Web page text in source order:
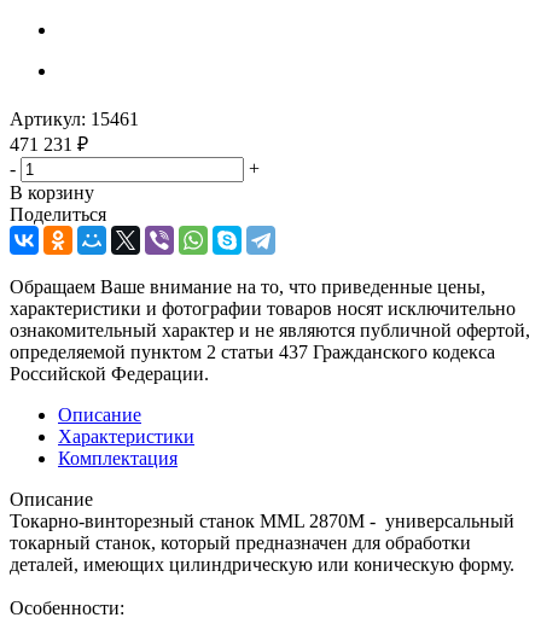
Артикул: 15461
471 231 ₽
-
+
В корзину
Поделиться
Обращаем Ваше внимание на то, что приведенные цены,
характеристики и фотографии товаров носят исключительно
ознакомительный характер и не являются публичной офертой,
определяемой пунктом 2 статьи 437 Гражданского кодекса
Российской Федерации.
Описание
Характеристики
Комплектация
Описание
Токарно-винторезный станок MML 2870M - универсальный
токарный станок, который предназначен для обработки
деталей, имеющих цилиндрическую или коническую форму.
Особенности: